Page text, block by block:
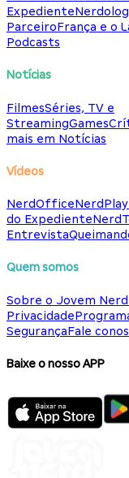
Expediente
ParceiroFrança e o
Podcasts
Notícias
FilmesSéries, TV e
StreamingGames
mais em Notícias
Vídeos
NerdOffice
do Expediente
Entrevista
Quem somos
Sobre o Jovem Nerd
Privacidade
SegurançaFale
Baixe o nosso APP